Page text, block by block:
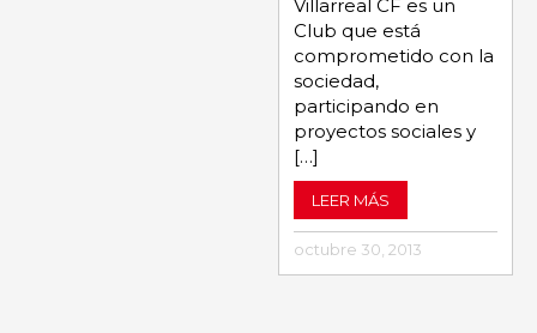
Villarreal CF es un
Club que está
comprometido con la
sociedad,
participando en
proyectos sociales y
[…]
LEER MÁS
octubre 30, 2013